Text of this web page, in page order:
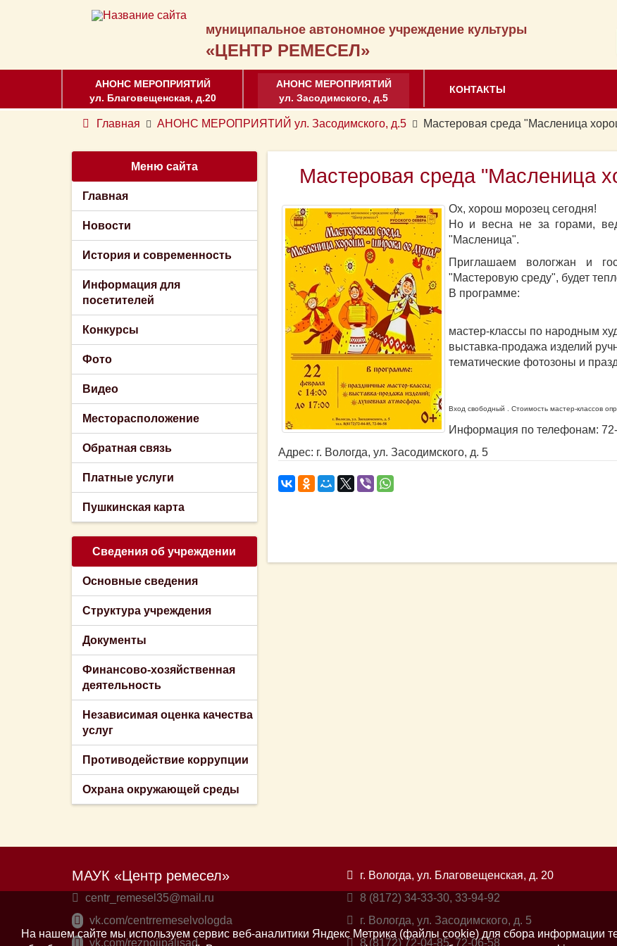
муниципальное автономное учреждение культуры
«ЦЕНТР РЕМЕСЕЛ»
АНОНС МЕРОПРИЯТИЙ
ул. Благовещенская, д.20
АНОНС МЕРОПРИЯТИЙ
ул. Засодимского, д.5
КОНТАКТЫ
Главная АНОНС МЕРОПРИЯТИЙ ул. Засодимского, д.5 Мастеровая среда "Масленица
Мастеровая среда "Масленица
Ох, хорош морозец сегодня!
Но и весна не за горами,
"Масленица".
Приглашаем вологжан и
"Мастеровую среду", будет
В программе:
мастер-классы по народным
выставка-продажа изделий
тематические фотозоны и
Вход свободный . Стоимость мастер-классов
Информация по телефонам:
Адрес: г. Вологда, ул. Засодимского, д. 5
Меню сайта
Главная
Новости
История и современность
Информация для
посетителей
Конкурсы
Фото
Видео
Месторасположение
Обратная связь
Платные услуги
Пушкинская карта
Сведения об учреждении
Основные сведения
Структура учреждения
Документы
Финансово-хозяйственная
деятельность
Независимая оценка качества
услуг
Противодействие коррупции
Охрана окружающей среды
На нашем сайте мы используем сервис веб-аналитики Яндекс Метрика (файлы cookie) для сбора информации
МАУК «Центр ремесел»
centr_remesel35@mail.ru
vk.com/centrremeselvologda
vk.com/reznoiipalisad
г. Вологда, ул. Благовещенская, д. 20
8 (8172) 34-33-30, 33-94-92
г. Вологда, ул. Засодимского, д. 5
8 (8172) 72-04-85, 72-06-58